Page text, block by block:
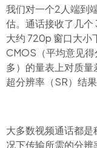
我们对一个2人端到
估。通话接收了几个
大约 720p 窗口大小
CMOS（平均意见得
多）的量表上对质
超分辨率（SR）结果
大多数视频通话都
况下传输所需的分